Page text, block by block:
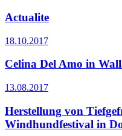
Actualite
18.10.2017
Celina Del Amo in
13.08.2017
Herstellung von
Windhundfestival in